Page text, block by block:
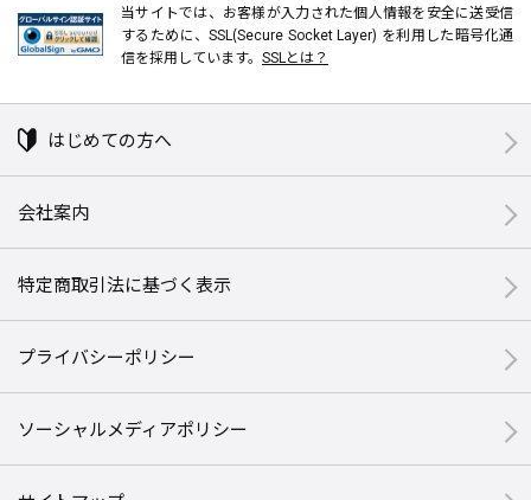
当サイトでは、お客様が入力された個人情報を安全に送受信
するために、SSL(Secure Socket Layer) を利用した暗号化通
信を採用しています。 SSLとは？
はじめての方へ
会社案内
特定商取引法に基づく表示
プライバシーポリシー
ソーシャルメディアポリシー